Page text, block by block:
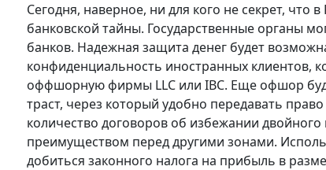
Сегодня, наверное, ни для кого не секрет, что
банковской тайны. Государственные органы
банков. Надежная защита денег будет
конфиденциальность иностранных клиентов,
оффшорную фирмы LLC или IBC. Еще офшор
траст, через который удобно передавать
количество договоров об избежании
преимуществом перед другими зонами.
добиться законного налога на прибыль в